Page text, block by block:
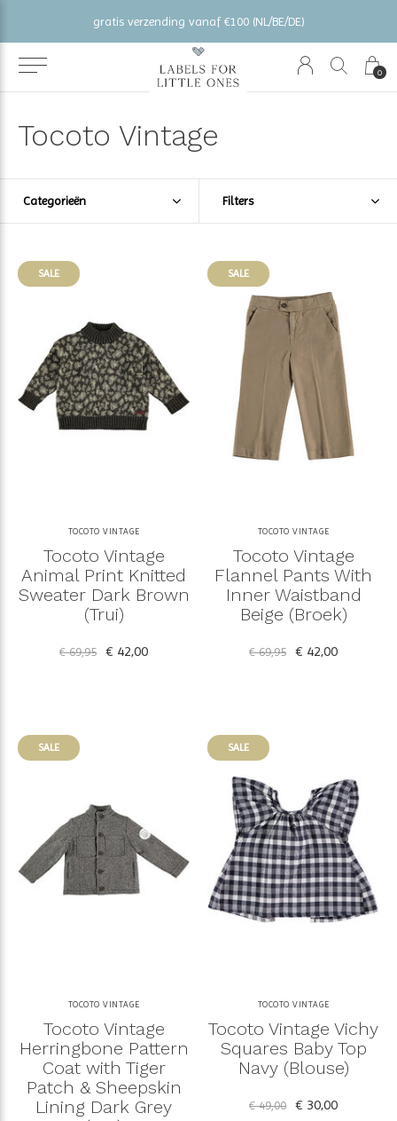
0
gratis verzending vanaf €100 (NL/BE/DE)
Tocoto Vintage
Categorieën Filters
SALE
TOCOTO VINTAGE
Tocoto Vintage
Animal Print Knitted
Sweater Dark Brown
(Trui)
€ 69,95 € 42,00
SALE
TOCOTO VINTAGE
Tocoto Vintage
Flannel Pants With
Inner Waistband
Beige (Broek)
€ 69,95 € 42,00
SALE
TOCOTO VINTAGE
Tocoto Vintage
Herringbone Pattern
Coat with Tiger
Patch & Sheepskin
Lining Dark Grey
SALE
TOCOTO VINTAGE
Tocoto Vintage Vichy
Squares Baby Top
Navy (Blouse)
€ 49,00 € 30,00